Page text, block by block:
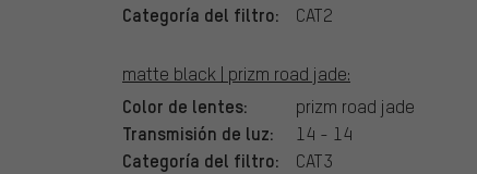
Categoría del filtro: CAT2
matte black | prizm road jade:
Color de lentes: prizm road jade
Transmisión de luz: 14 - 14
Categoría del filtro: CAT3